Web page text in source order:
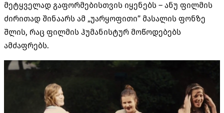
მეტყველად გაფორმებისთვის იყენებს – ანუ ფილმის
ძირითად შინაარს ამ „უარყოფითი” მასალის ფონზე
შლის, რაც ფილმის ჰუმანისტურ მოწოდებებს
ამძაფრებს.